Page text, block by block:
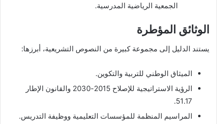
الجمعية الرياضية المدرسية.
الوثائق المؤطرة
يستند الدليل إلى مجموعة كبيرة من النصوص التشريعية، أبرزها:
الميثاق الوطني للتربية والتكوين.
الرؤية الاستراتيجية للإصلاح 2015-2030 والقانون الإطار
51.17.
المراسيم المنظمة للمؤسسات التعليمية ووظيفة التدريس.